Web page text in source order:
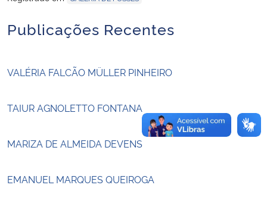
Secretaria-Geral
Planalto
Publicações Recentes
VALÉRIA FALCÃO MÜLLER PINHEIRO
TAIUR AGNOLETTO FONTANA
MARIZA DE ALMEIDA DEVENS
EMANUEL MARQUES QUEIROGA